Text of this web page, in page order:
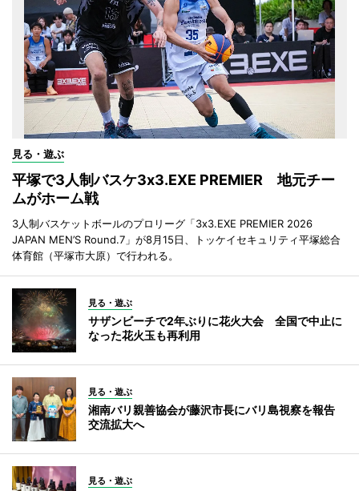
見る・遊ぶ
平塚で3人制バスケ3x3.EXE PREMIER 地元チー
ムがホーム戦
3人制バスケットボールのプロリーグ「3x3.EXE PREMIER 2026
JAPAN MEN’S Round.7」が8月15日、トッケイセキュリティ平塚総合
体育館（平塚市大原）で行われる。
見る・遊ぶ
サザンビーチで2年ぶりに花火大会 全国で中止に
なった花火玉も再利用
見る・遊ぶ
湘南バリ親善協会が藤沢市長にバリ島視察を報告
交流拡大へ
見る・遊ぶ